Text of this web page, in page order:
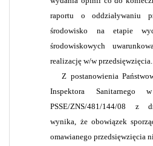
raportu o oddziaływaniu
środowisko na etapie
środowiskowych
realizację w/w przedsięwzięcia.
Z postanowienia
Inspektora Sanitarnego
PSSE/ZNS/481/144/08 z
wynika, że obowiązek
omawianego przedsięwzięcia